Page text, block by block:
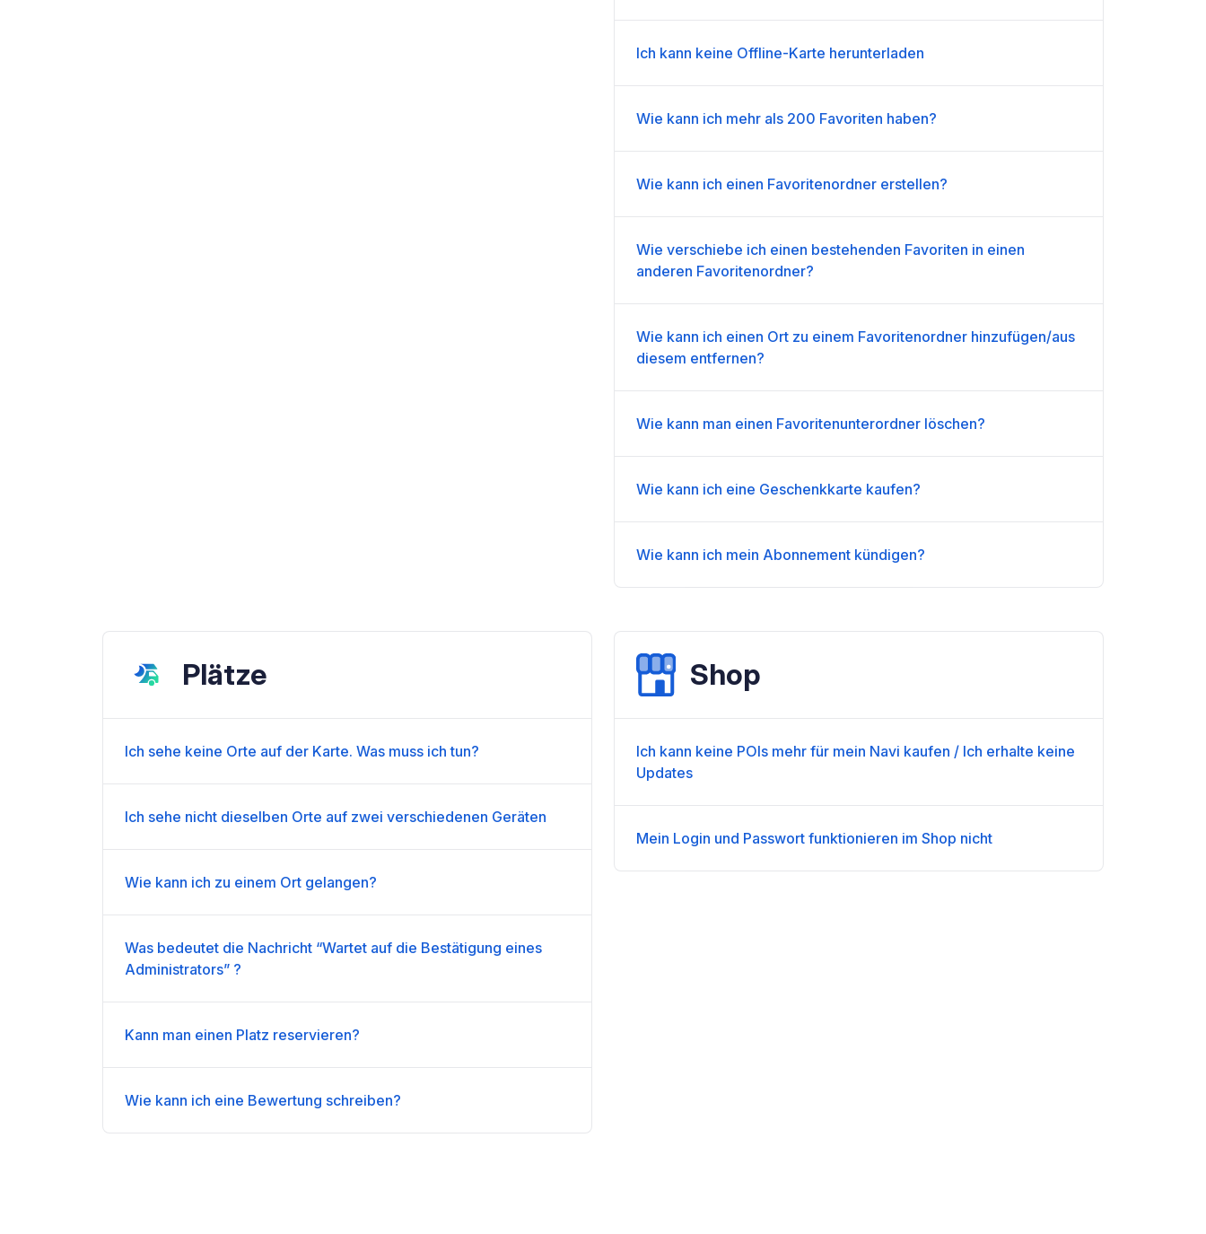
Ich kann keine Offline-Karte herunterladen
Wie kann ich mehr als 200 Favoriten haben?
Wie kann ich einen Favoritenordner erstellen?
Wie verschiebe ich einen bestehenden Favoriten in einen
anderen Favoritenordner?
Wie kann ich einen Ort zu einem Favoritenordner hinzufügen/aus
diesem entfernen?
Wie kann man einen Favoritenunterordner löschen?
Wie kann ich eine Geschenkkarte kaufen?
Wie kann ich mein Abonnement kündigen?
Plätze
Ich sehe keine Orte auf der Karte. Was muss ich tun?
Ich sehe nicht dieselben Orte auf zwei verschiedenen Geräten
Wie kann ich zu einem Ort gelangen?
Was bedeutet die Nachricht “Wartet auf die Bestätigung eines
Administrators” ?
Kann man einen Platz reservieren?
Wie kann ich eine Bewertung schreiben?
Shop
Ich kann keine POIs mehr für mein Navi kaufen / Ich erhalte keine
Updates
Mein Login und Passwort funktionieren im Shop nicht